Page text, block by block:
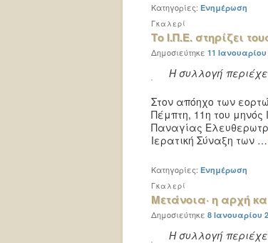
Κατηγορίες: Ενημέρωση
Το Ι.Π.Ε. στηρίζει
Γκαλερί
Δημοσιεύτηκε 11 Ιανουαρίου
Η συλλογή
Στον απόηχο των
Πέμπτη, 11η του μηνός
Παναγίας
Ιερατική Σύναξη των …
Κατηγορίες: Ενημέρωση
Μετάνοια· η αρχή
Γκαλερί
Δημοσιεύτηκε 8 Ιανουαρίου
Η συλλογή